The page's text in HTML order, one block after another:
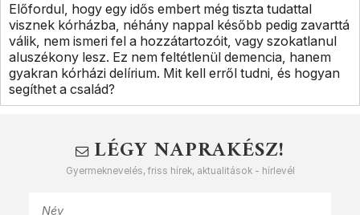
Előfordul, hogy egy idős embert még tiszta tudattal
visznek kórházba, néhány nappal később pedig zavarttá
válik, nem ismeri fel a hozzátartozóit, vagy szokatlanul
aluszékony lesz. Ez nem feltétlenül demencia, hanem
gyakran kórházi delírium. Mit kell erről tudni, és hogyan
segíthet a család?
LÉGY NAPRAKÉSZ!
Gyermeknevelés, friss hírek, aktualitások - hírlevél